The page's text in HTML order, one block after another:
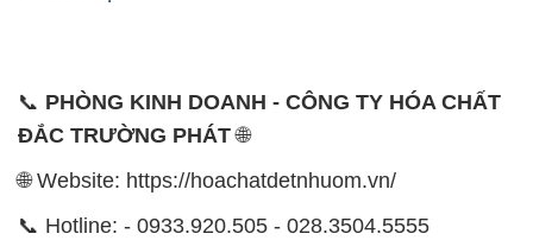
📞 PHÒNG KINH DOANH - CÔNG TY HÓA CHẤT
ĐẮC TRƯỜNG PHÁT🌐
🌐 Website: https://hoachatdetnhuom.vn/
📞 Hotline: - 0933.920.505 - 028.3504.5555